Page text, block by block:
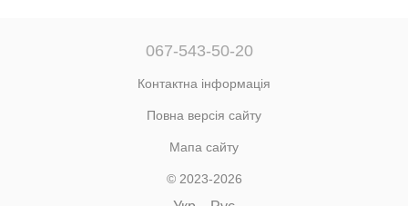
067-543-50-20
Контактна інформація
Повна версія сайту
Мапа сайту
© 2023-2026